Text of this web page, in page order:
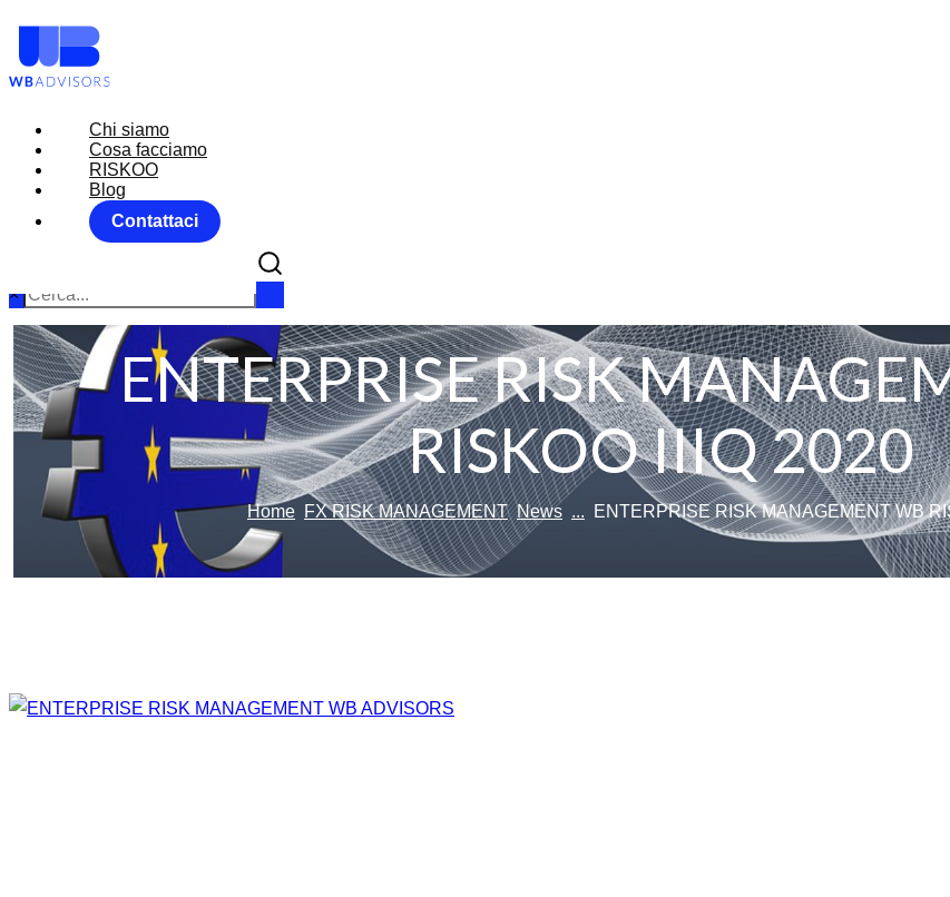
Chi siamo
Cosa facciamo
RISKOO
Blog
Contattaci
Chi siamo
Cosa facciamo
RISKOO
Blog
Contattaci
×
ENTERPRISE RISK
RISKOO IIIQ 2020
Home FX RISK MANAGEMENT News ... ENTERPRISE RISK MANAGEMENT WB